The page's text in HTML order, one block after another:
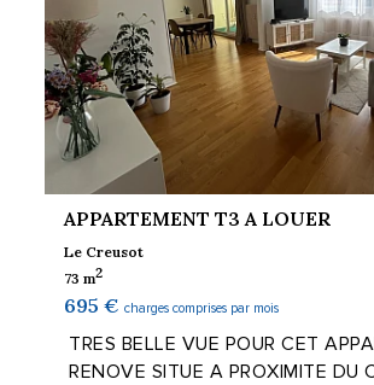
APPARTEMENT T3 A LOUER
Le Creusot
73 m2
695 € charges comprises par mois
TRES BELLE VUE POUR CET
RENOVE SITUE A PROXIMITE DU